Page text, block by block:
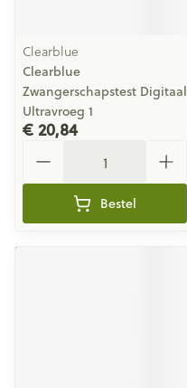
Clearblue
Clearblue
Zwangerschapstest Digitaal
Ultravroeg 1
€ 20,84
Bestel